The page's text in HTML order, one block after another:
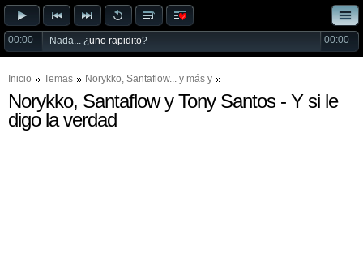
00:00 Nada... ¿uno rapidito? 00:00
Inicio Temas Norykko, Santaflow... y más y
Norykko, Santaflow y Tony Santos - Y si le
digo la verdad